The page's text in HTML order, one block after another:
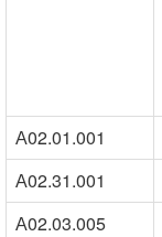
А02.01.001
А02.31.001
А02.03.005